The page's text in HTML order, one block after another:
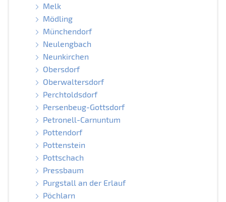
Melk
Mödling
Münchendorf
Neulengbach
Neunkirchen
Obersdorf
Oberwaltersdorf
Perchtoldsdorf
Persenbeug-Gottsdorf
Petronell-Carnuntum
Pottendorf
Pottenstein
Pottschach
Pressbaum
Purgstall an der Erlauf
Pöchlarn